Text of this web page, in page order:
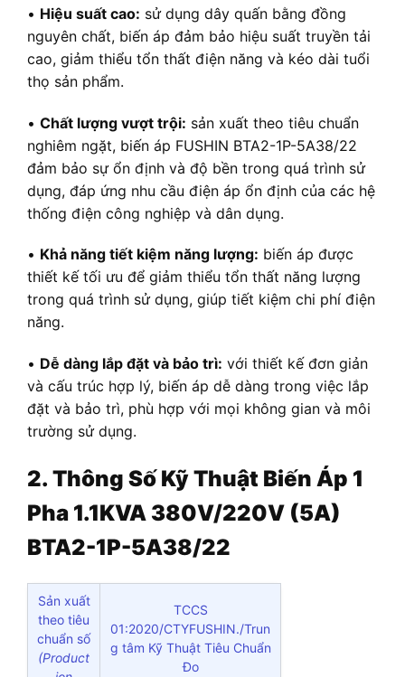
• Hiệu suất cao: sử dụng dây quấn bằng đồng
nguyên chất, biến áp đảm bảo hiệu suất truyền tải
cao, giảm thiểu tổn thất điện năng và kéo dài tuổi
thọ sản phẩm.
• Chất lượng vượt trội: sản xuất theo tiêu chuẩn
nghiêm ngặt, biến áp FUSHIN BTA2-1P-5A38/22
đảm bảo sự ổn định và độ bền trong quá trình sử
dụng, đáp ứng nhu cầu điện áp ổn định của các hệ
thống điện công nghiệp và dân dụng.
• Khả năng tiết kiệm năng lượng: biến áp được
thiết kế tối ưu để giảm thiểu tổn thất năng lượng
trong quá trình sử dụng, giúp tiết kiệm chi phí điện
năng.
• Dễ dàng lắp đặt và bảo trì: với thiết kế đơn giản
và cấu trúc hợp lý, biến áp dễ dàng trong việc lắp
đặt và bảo trì, phù hợp với mọi không gian và môi
trường sử dụng.
2. Thông Số Kỹ Thuật Biến Áp 1
Pha 1.1KVA 380V/220V (5A)
BTA2-1P-5A38/22
Sản xuất
theo tiêu
chuẩn số
(Product
TCCS
01:2020/CTYFUSHIN./Trun
g tâm Kỹ Thuật Tiêu Chuẩn
Đo